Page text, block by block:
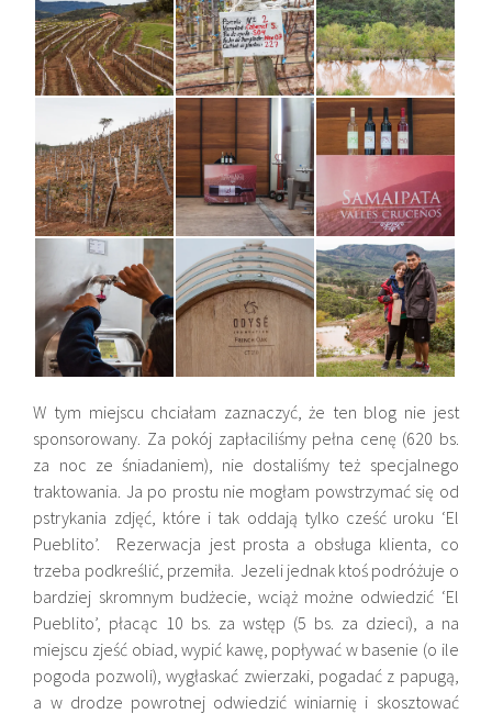
W tym miejscu chciałam zaznaczyć, że ten blog nie jest
sponsorowany. Za pokój zapłaciliśmy pełna cenę (620 bs.
za noc ze śniadaniem), nie dostaliśmy też specjalnego
traktowania. Ja po prostu nie mogłam powstrzymać się od
pstrykania zdjęć, które i tak oddają tylko cześć uroku ‘El
Pueblito’. Rezerwacja jest prosta a obsługa klienta, co
trzeba podkreślić, przemiła. Jezeli jednak ktoś podróżuje o
bardziej skromnym budżecie, wciąż możne odwiedzić ‘El
Pueblito’, płacąc 10 bs. za wstęp (5 bs. za dzieci), a na
miejscu zjeść obiad, wypić kawę, popływać w basenie (o ile
pogoda pozwoli), wygłaskać zwierzaki, pogadać z papugą,
a w drodze powrotnej odwiedzić winiarnię i skosztować